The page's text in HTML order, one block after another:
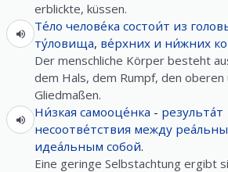
erblickte, küssen.
Те́ло челове́ка состои́т из
ту́ловища, ве́рхних и ни́жних
Der menschliche Körper besteht
dem Hals, dem Rumpf, den oberen
Gliedmaßen.
Ни́зкая самооце́нка - результа́т
несоотве́тствия между
идеа́льным собой.
Eine geringe Selbstachtung ergibt